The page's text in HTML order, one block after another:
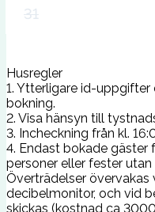
31
Husregler
1. Ytterligare id-
bokning.
2. Visa hänsyn till
3. Incheckning från kl.
4. Endast bokade gäster
personer eller fester
Överträdelser övervakas
decibelmonitor, och vid
skickas (kostnad ca